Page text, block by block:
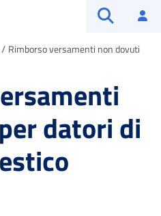
Rimborso versamenti non dovuti
datori di